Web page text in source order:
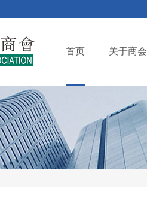
首页 关于商会